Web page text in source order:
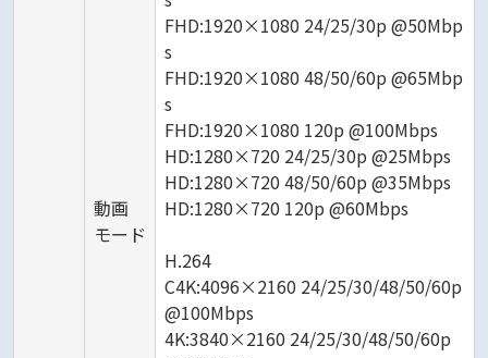
動画
モード
FHD:1920×1080 24/25/30p @50Mbp
s
FHD:1920×1080 48/50/60p @65Mbp
s
FHD:1920×1080 120p @100Mbps
HD:1280×720 24/25/30p @25Mbps
HD:1280×720 48/50/60p @35Mbps
HD:1280×720 120p @60Mbps
H.264
C4K:4096×2160 24/25/30/48/50/60p
@100Mbps
4K:3840×2160 24/25/30/48/50/60p